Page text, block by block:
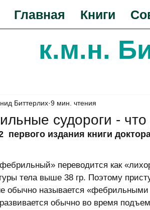
Главная Книги
к.м.н.
судороги - что
Биттерлих 9 мин. чтения
первого издания книги
переводится как
тела выше 38 гр. Поэтому
обычно называется
обычно во вpемя